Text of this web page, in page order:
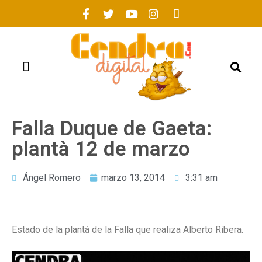
Falla Duque de Gaeta:
plantà 12 de marzo
Ángel Romero marzo 13, 2014 3:31 am
Estado de la plantà de la Falla que realiza Alberto Ribera.